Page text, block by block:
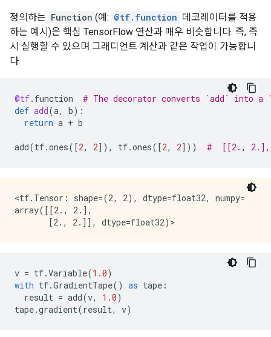
정의하는 Function (예: @tf.function 데코레이터를 적용
하는 예시)은 핵심 TensorFlow 연산과 매우 비슷합니다. 즉, 즉
시 실행할 수 있으며 그래디언트 계산과 같은 작업이 가능합니
다.
@tf. function
# The decorator converts `add` into a
def add(a, b):
return a + b
add(tf.ones([2, 2]), tf.ones([2, 2])) #  [[2.,
<tf.Tensor: shape=(2, 2), dtype=float32, numpy=
array([[2., 2.],
v = tf.Variable(1.0)
with tf.GradientTape() as tape :
result = add(v, 1.0)
tape.gradient(result, v)